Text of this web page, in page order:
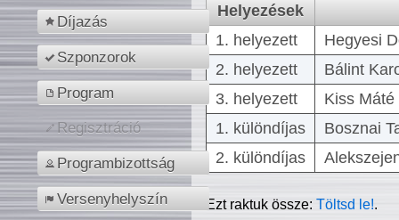
Díjazás
Szponzorok
Program
Regisztráció
Programbizottság
Versenyhelyszín
Helyezések
1. helyezett
Hegyesi
2. helyezett
Bálint
3. helyezett
Kiss
1. különdíjas
Bosznai
2. különdíjas
Ezt raktuk össze:Töltsd le!.